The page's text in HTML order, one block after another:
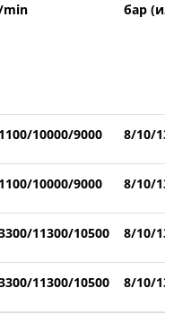
бар
10000/9000 8/10/13/
10000/9000 8/10/13/
11300/10500 8/10/13/
11300/10500 8/10/13/